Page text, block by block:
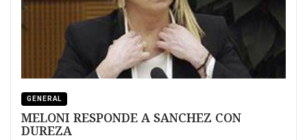
GENERAL
MELONI RESPONDE A SANCHEZ CON
DUREZA